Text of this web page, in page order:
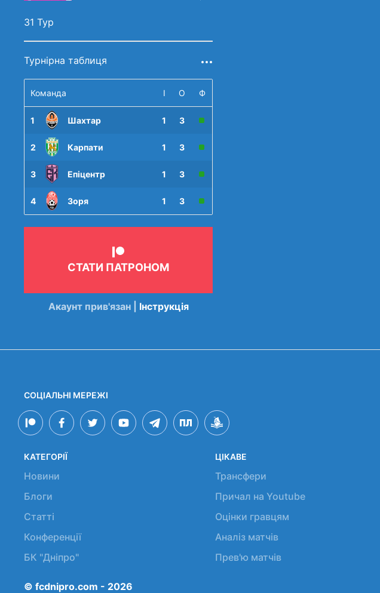
31 Тур
Турнірна таблиця
Команда І О Ф
1 Шахтар 1 3
2 Карпати 1 3
3 Епіцентр 1 3
4 Зоря 1 3
СТАТИ ПАТРОНОМ
Акаунт прив'язан | Інструкція
СОЦІАЛЬНІ МЕРЕЖІ
КАТЕГОРІЇ
Новини
Блоги
Статті
Конференції
БК "Дніпро"
ЦІКАВЕ
Трансфери
Причал на Youtube
Оцінки гравцям
Аналіз матчів
Прев'ю матчів
© fcdnipro.com - 2026